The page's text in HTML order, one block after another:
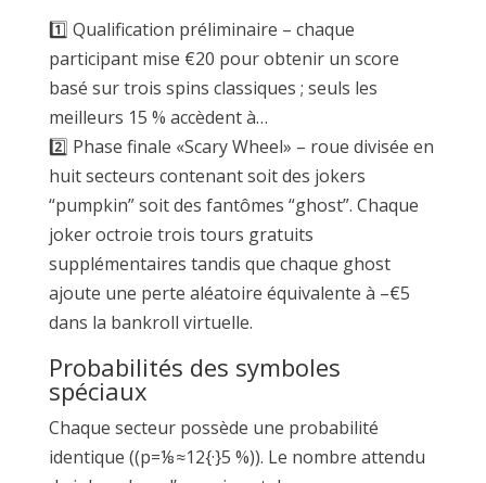
1️⃣ Qualification préliminaire – chaque
participant mise €20 pour obtenir un score
basé sur trois spins classiques ; seuls les
meilleurs 15 % accèdent à…
2️⃣ Phase finale «Scary Wheel» – roue divisée en
huit secteurs contenant soit des jokers
“pumpkin” soit des fantômes “ghost”. Chaque
joker octroie trois tours gratuits
supplémentaires tandis que chaque ghost
ajoute une perte aléatoire équivalente à –€5
dans la bankroll virtuelle.
Probabilités des symboles
spéciaux
Chaque secteur possède une probabilité
identique ((p=⅛≈12{·}5 %)). Le nombre attendu